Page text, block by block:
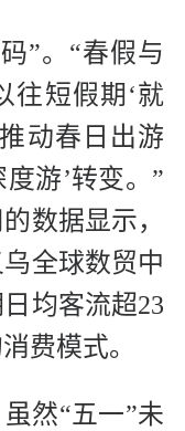
”。“春假与
往短假期‘就
动春日出游
度游’转变。”
数据显示，
全球数贸中
均客流超23
费模式。
然“五一”未